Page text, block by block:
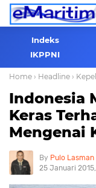
Indeks
IKPPNI
Home › Headline ›
Indonesia
Keras
Mengenai
Pulo
25 Januari 2015